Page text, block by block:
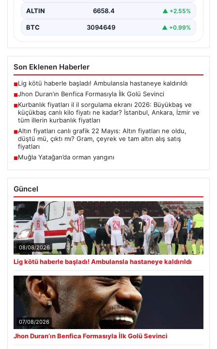
ALTIN 6658.4 ▲ +2.55%
BTC 3094649 ▲ +0.99%
Son Eklenen Haberler
■Lig kötü haberle başladı! Ambulansla hastaneye kaldırıldı
■Jhon Duran’ın Benfica Formasıyla İlk Golü Sevinci
■Kurbanlık fiyatları il il sorgulama ekranı 2026: Büyükbaş ve
küçükbaş canlı kilo fiyatı ne kadar? İstanbul, Ankara, İzmir ve
tüm illerin kurbanlık fiyatları
■Altın fiyatları canlı grafik 22 Mayıs: Altın fiyatları ne oldu,
düştü mü, çıktı mı? Gram, çeyrek ve tam altın alış satış
fiyatları
■Muğla Yatağan’da orman yangını
Güncel
08/08/2026
Lig kötü haberle başladı! Ambulansla hastaneye kaldırıldı
07/08/2026
Jhon Duran’ın Benfica Formasıyla İlk Golü Sevinci